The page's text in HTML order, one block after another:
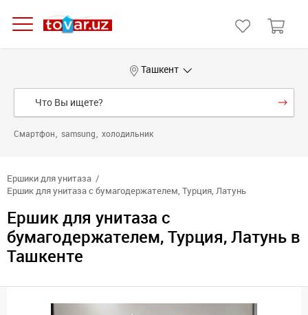
Ташкент
Смартфон samsung холодильник
Ершики для унитаза
Ершик для унитаза с бумагодержателем, Турция, Латунь
Ершик для унитаза с
бумагодержателем, Турция, Латунь в
Ташкенте